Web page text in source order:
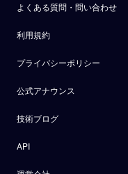
よくある質問・問い合わせ
利用規約
プライバシーポリシー
公式アナウンス
技術ブログ
API